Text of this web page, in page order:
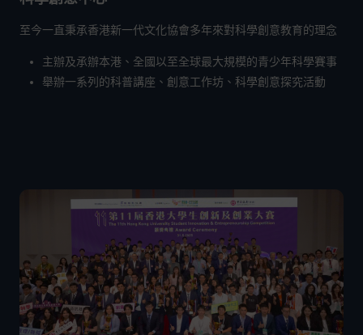
至今一直秉承香港新一代文化協會多年來對科學創意教育的理念
主辦及承辦本港、全國以至全球最大規模的青少年科學賽事
舉辦一系列的科普講座、創意工作坊、科學創意探究活動